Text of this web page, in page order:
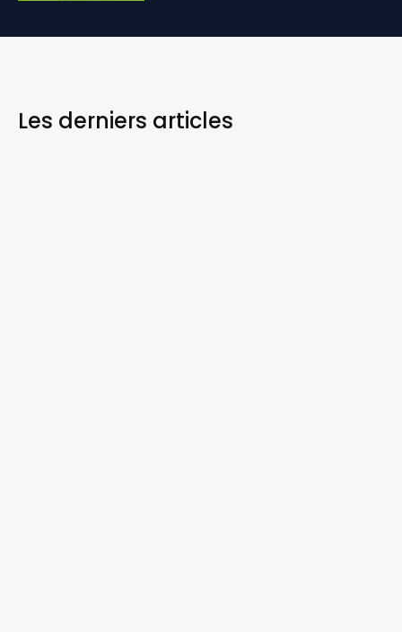
Les derniers articles